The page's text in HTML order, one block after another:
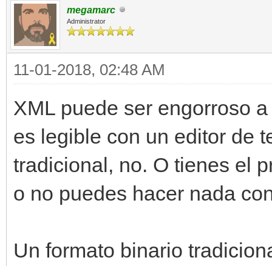
megamarc
Administrator
11-01-2018, 02:48 AM
XML puede ser engorroso
es legible con un editor de
tradicional, no. O tienes el
o no puedes hacer nada
Un formato binario